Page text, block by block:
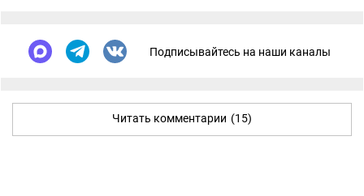
Подписывайтесь на наши каналы
Читать комментарии (15)